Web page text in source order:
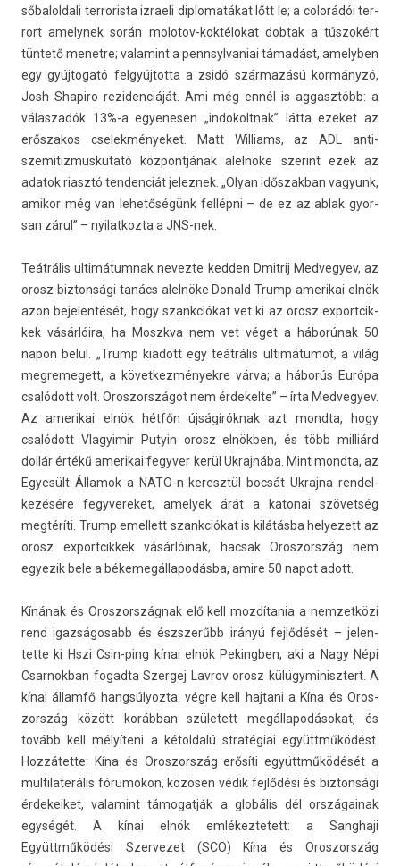
sőbalol­dali ter­roris­ta iz­raeli di­plomatákat lőtt le; a colorádói ter­
rort amelynek során molotov-koktélokat dob­tak a túszokért
tüntető menet­re; valamint a pennsyl­vaniai támadást, amelyb­en
egy gyúj­togató fel­gyúj­totta a zsidó származású kormányzó,
Josh Shapiro re­ziden­ciáját. Ami még ennél is ag­gasztóbb: a
válas­zadók 13%-a egyenes­en „in­dokoltnak” látta ezeket az
erős­zakos cselek­ményeket. Matt Wil­liams, az ADL anti­
szemitiz­muskutató köz­pontjának alelnöke szerint ezek az
adatok riasztó ten­denciát jelez­nek. „Olyan idős­zakban vagyunk,
amikor még van lehetőségünk fellépni – de ez az ablak gyor­
san zárul” – nyilat­kozta a JNS-nek.
Teátrális ul­timátum­nak nevez­te kedd­en Dmit­rij Med­vegyev, az
orosz bi­zton­sági tanács alelnöke Donald Trump amerikai elnök
azon be­jelen­tését, hogy szankciókat vet ki az orosz ex­portcik­
kek vásárlóira, ha Moszkva nem vet véget a háborúnak 50
napon belül. „Trump kiadott egy teátrális ultimátumot, a világ
meg­remegett, a követ­kezmények­re várva; a háborús Európa
csalódott volt. Oros­zországot nem érdekel­te” – írta Med­vegyev.
Az amerikai elnök hétfőn újságíróknak azt mondta, hogy
csalódott Vlagyimir Putyin orosz elnökben, és több milliárd
dollár értékű amerikai fegyv­er kerül Uk­rajnába. Mint mondta, az
Egyesült Államok a NATO-n keresztül bocsát Uk­rajna re­ndel­
kezésére fegyvereket, amelyek árát a katonai szövetség
megtéríti. Trump em­el­lett szankciókat is kilátásba helyezett az
orosz ex­portcik­kek vásárlóinak, hac­sak Oros­zország nem
egyezik bele a békemegál­lapodás­ba, amire 50 napot adott.
Kínának és Oros­zország­nak elő kell mozdítania a nem­zetközi
rend igaz­ságosabb és észszerűbb irányú fejlődését – jelen­
tette ki Hszi Csin-ping kínai elnök Pekingb­en, aki a Nagy Népi
Csar­nokban fogad­ta Szer­gej Lav­rov orosz külügyminisztert. A
kínai államfő han­gsúlyoz­ta: végre kell haj­tani a Kína és Oros­
zország között korábban született megál­lapodásokat, és
tovább kell mélyíteni a kétold­alú stratégiai együttműködést.
Hozzátette: Kína és Oros­zország erősíti együttműködését a
multi­laterális fórumokon, közösen védik fejlődési és bi­zton­sági
érdekeiket, valamint támogat­ják a globális dél országainak
egységét. A kínai elnök em­lékez­tetett: a Sanghaji
Együttműködési Szer­vezet (SCO) Kína és Oros­zország